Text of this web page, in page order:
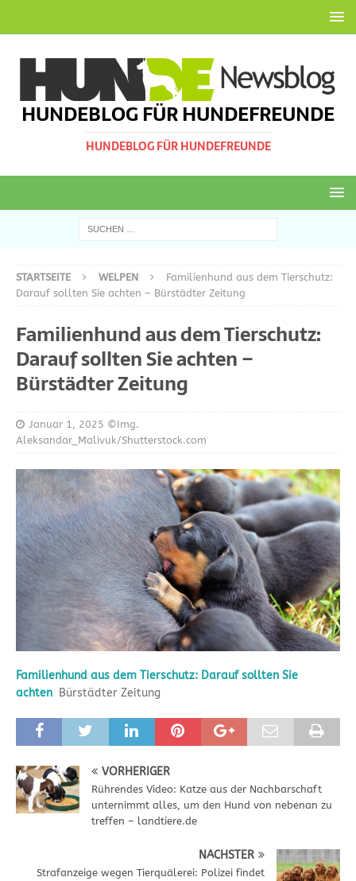
HUNDEBLOG FÜR HUNDEFREUNDE
HUNDEBLOG FÜR HUNDEFREUNDE
STARTSEITE WELPEN
Familienhund aus dem Tierschutz:
Darauf sollten Sie achten – Bürstädter Zeitung
Familienhund aus dem Tierschutz:
Darauf sollten Sie achten –
Bürstädter Zeitung
Januar 1, 2025 ©Img.
Aleksandar_Malivuk/Shutterstock.com
Familienhund aus dem Tierschutz: Darauf sollten Sie
achten Bürstädter Zeitung
VORHERIGER
Rührendes Video: Katze aus der Nachbarschaft
unternimmt alles, um den Hund von nebenan zu
treffen – landtiere.de
NÄCHSTER
Strafanzeige wegen Tierquälerei: Polizei findet